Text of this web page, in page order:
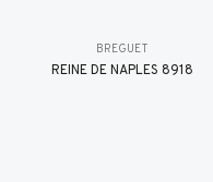
BREGUET
REINE DE NAPLES 8918